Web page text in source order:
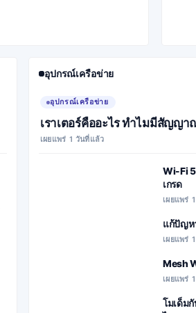
อุปกรณ์เครือข่าย
อุปกรณ์เครือข่าย
เราเตอร์คืออะไร ทำไมมีสัญญ
เผยแพร่ 1 วันที่แล้ว
Wi-Fi
เกรด
เผยแพร่
แก้ปัญห
เผยแพร่
Mesh
เผยแพร่
โมเด็ม